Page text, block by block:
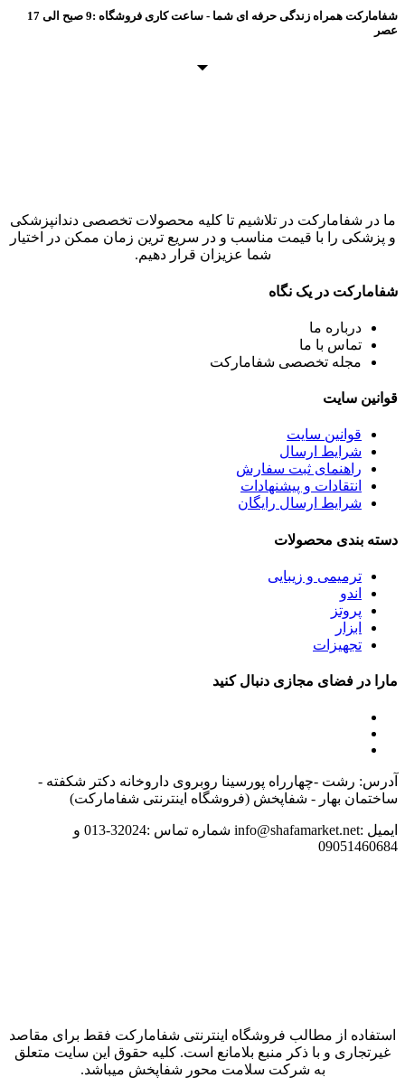
شفامارکت همراه زندگی حرفه ای شما - ساعت کاری فروشگاه :9 صبح الی 17
عصر
ما در شفامارکت در تلاشیم تا کلیه محصولات تخصصی دندانپزشکی
و پزشکی را با قیمت مناسب و در سریع ترین زمان ممکن در اختیار
شما عزیزان قرار دهیم.
شفامارکت در یک نگاه
درباره ما
تماس با ما
مجله تخصصی شفامارکت
قوانین سایت
قوانین سایت
شرایط ارسال
راهنمای ثبت سفارش
انتقادات و پیشنهادات
شرایط ارسال رایگان
دسته بندی محصولات
ترمیمی و زیبایی
اندو
پروتز
ابزار
تجهیزات
مارا در فضای مجازی دنبال کنید
آدرس: رشت -چهارراه پورسینا روبروی داروخانه دکتر شکفته -
ساختمان بهار - شفاپخش (فروشگاه اینترنتی شفامارکت)
ایمیل :info@shafamarket.net شماره تماس :32024-013 و
09051460684
استفاده از مطالب فروشگاه اینترنتی شفامارکت فقط برای مقاصد
غیرتجاری و با ذکر منبع بلامانع است. کلیه حقوق این سایت متعلق
به شرکت سلامت محور شفاپخش میباشد.